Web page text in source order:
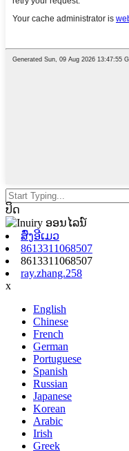
ປິດ
ສົ່ງອີເມວ
8613311068507
8613311068507
ray.zhang.258
x
English
Chinese
French
German
Portuguese
Spanish
Russian
Japanese
Korean
Arabic
Irish
Greek